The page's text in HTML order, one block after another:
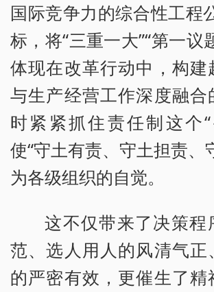
国际竞争力的综合性工程
标，将“三重一大”“第一议
体现在改革行动中，构建
与生产经营工作深度融合
时紧紧抓住责任制这个“
使“守土有责、守土担责、
为各级组织的自觉。
这不仅带来了决策程
范、选人用人的风清气正
的严密有效，更催生了精